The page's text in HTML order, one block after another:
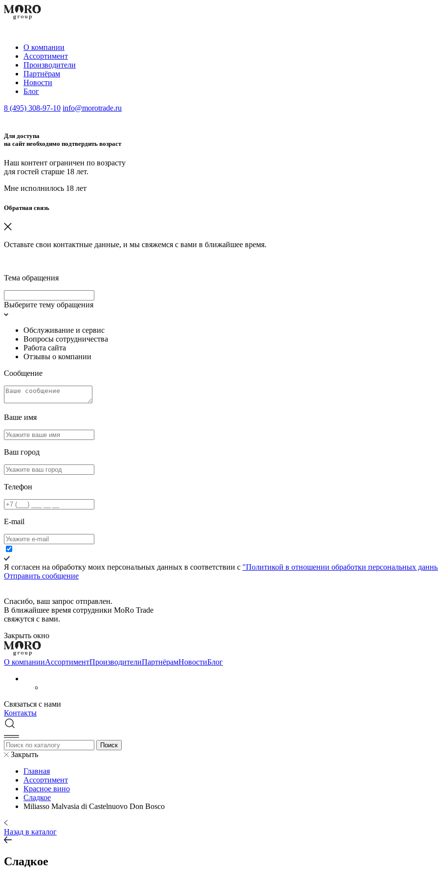
О компании
Aссортимент
Производители
Партнёрам
Новости
Блог
8 (495) 308-97-10 info@morotrade.ru
Для доступа
на сайт необходимо подтвердить возраст
Наш контент ограничен по возрасту
для гостей старше 18 лет.
Мне исполнилось 18 лет
Обратная связь
Оставьте свои контактные данные, и мы свяжемся с вами в ближайшее время.
Тема обращения
Выберите тему обращения
Обслуживание и сервис
Вопросы сотрудничества
Работа сайта
Отзывы о компании
Сообщение
Ваше имя
Ваш город
Телефон
E-mail
Я согласен на обработку моих персональных данных в соответствии c "Политикой в отношении обработки персональных
Отправить сообщение
Спасибо, ваш запрос отправлен.
В ближайшее время сотрудники MoRo Trade
свяжутся с вами.
Закрыть окно
О компанииAссортиментПроизводителиПартнёрамНовостиБлог
Связаться с нами
Контакты
Закрыть
Главная
Aссортимент
Красное вино
Сладкое
Miliasso Malvasia di Castelnuovo Don Bosco
Назад в каталог
Сладкое